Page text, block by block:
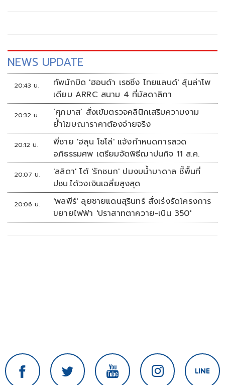
NEWS UPDATE
20:43 น.
ทัพนักบิด 'ฮอนด้า เรซซิ่ง ไทยแลนด์' ลุ้นล่าโพ
เดียม ARRC สนาม 4 ที่มัลดาลิกา
20:32 น.
‘ศุภมาส’ สั่งเข้มตรวจคลินิกเสริมความงาม
ย้ำโฆษณาราคาต้องจ่ายจริง
20:12 น.
พี่ชาย 'ฮลุน โซโล่' แจ้งกำหนดการสวด
อภิธรรมศพ เตรียมจัดพิธีฌาปนกิจ 11 ส.ค.
20:07 น.
'ลลิดา' โต้ 'รักชนก' ปมงบน้ำบาดาล ชี้พื้นที่
ปชน.ได้วงเงินเฉลี่ยสูงสุด
20:06 น.
'พลพีร์' ลุยชายแดนสุรินทร์ สั่งเร่งรัดโครงการ
ขยายไฟฟ้า 'ปราสาทตาควาย-เนิน 350'